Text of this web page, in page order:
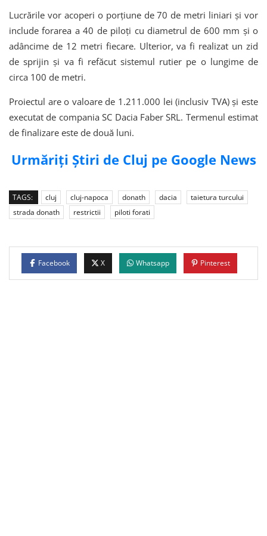
Lucrările vor acoperi o porțiune de 70 de metri liniari și vor
include forarea a 40 de piloți cu diametrul de 600 mm și o
adâncime de 12 metri fiecare. Ulterior, va fi realizat un zid
de sprijin și va fi refăcut sistemul rutier pe o lungime de
circa 100 de metri.
Proiectul are o valoare de 1.211.000 lei (inclusiv TVA) și este
executat de compania SC Dacia Faber SRL. Termenul estimat
de finalizare este de două luni.
Urmăriți Știri de Cluj pe Google News
TAGS: cluj cluj-napoca donath dacia
taietura turcului
strada donath
restrictii piloti forati
Facebook X Whatsapp Pinterest